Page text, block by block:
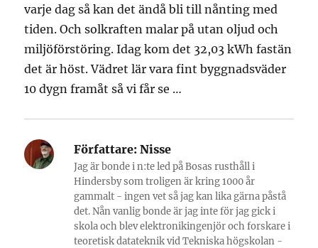
varje dag så kan det ändå bli till nånting med
tiden. Och solkraften malar på utan oljud och
miljöförstöring. Idag kom det 32,03 kWh fastän
det är höst. Vädret lär vara fint byggnadsväder
10 dygn framåt så vi får se …
Författare: Nisse
Jag är bonde i n:te led på Bosas rusthåll i
Hindersby som troligen är kring 1000 år
gammalt - ingen vet så jag kan lika gärna påstå
det. Nån vanlig bonde är jag inte för jag gick i
skola och blev elektronikingenjör och forskare i
teoretisk datateknik vid Tekniska högskolan -